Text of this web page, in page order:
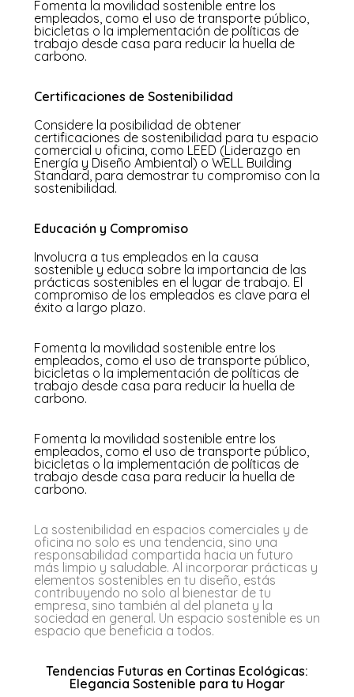
Fomenta la movilidad sostenible entre los
empleados, como el uso de transporte público,
bicicletas o la implementación de políticas de
trabajo desde casa para reducir la huella de
carbono.
Certificaciones de Sostenibilidad
Considere la posibilidad de obtener
certificaciones de sostenibilidad para tu espacio
comercial u oficina, como LEED (Liderazgo en
Energía y Diseño Ambiental) o WELL Building
Standard, para demostrar tu compromiso con la
sostenibilidad.
Educación y Compromiso
Involucra a tus empleados en la causa
sostenible y educa sobre la importancia de las
prácticas sostenibles en el lugar de trabajo. El
compromiso de los empleados es clave para el
éxito a largo plazo.
Fomenta la movilidad sostenible entre los
empleados, como el uso de transporte público,
bicicletas o la implementación de políticas de
trabajo desde casa para reducir la huella de
carbono.
Fomenta la movilidad sostenible entre los
empleados, como el uso de transporte público,
bicicletas o la implementación de políticas de
trabajo desde casa para reducir la huella de
carbono.
La sostenibilidad en espacios comerciales y de
oficina no solo es una tendencia, sino una
responsabilidad compartida hacia un futuro
más limpio y saludable. Al incorporar prácticas y
elementos sostenibles en tu diseño, estás
contribuyendo no solo al bienestar de tu
empresa, sino también al del planeta y la
sociedad en general. Un espacio sostenible es un
espacio que beneficia a todos.
Tendencias Futuras en Cortinas Ecológicas:
Elegancia Sostenible para tu Hogar